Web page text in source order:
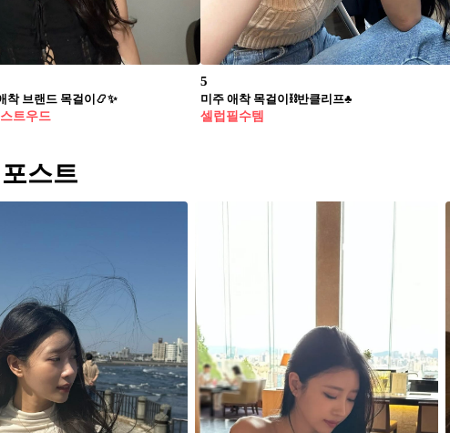
착 브랜드 목걸이📿✨
트우드
5
미주 애착 목걸이⛓️반클리프♣️
셀럽필수템
스트